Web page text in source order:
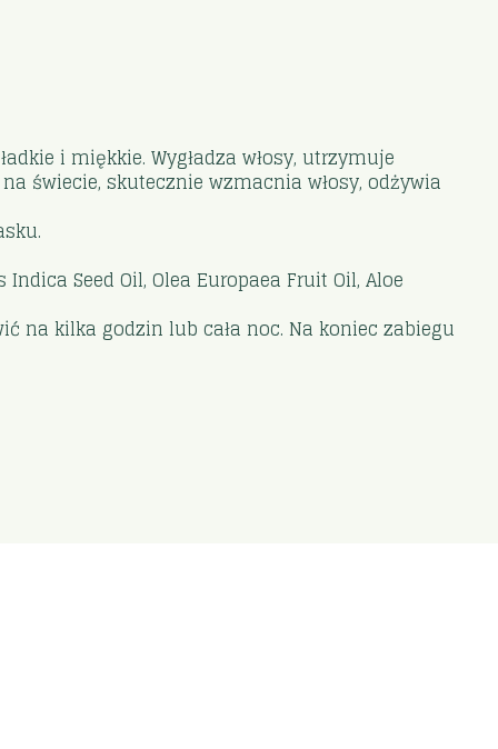
i miękkie. Wygładza włosy, utrzymuje
świecie, skutecznie wzmacnia włosy, odżywia
Seed Oil, Olea Europaea Fruit Oil, Aloe
na kilka godzin lub cała noc. Na koniec zabiegu